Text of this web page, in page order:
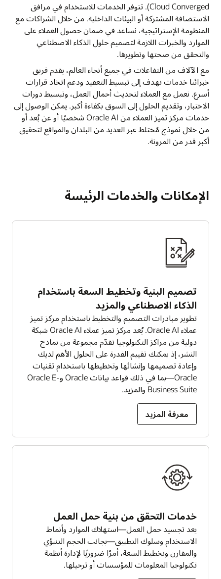
Cloud Converged). تتوفر الخدمات للاستخدام في مرافق
الاستضافة المشتركة أو البيئات الداخلية. من خلال الشراكات مع
المنظومة الإستراتيجية، نساعد في ضمان حصول العملاء على
الموارد والخبرات اللازمة لتصميم حلول الذكاء الاصطناعي
والتحقق من صحتها وتطويرها.
مع الآلاف من التفاعلات في جميع أنحاء العالم، يقدم فريق
خبرائنا خدمات تهدف إلى تبسيط التعقيد ودعم اتخاذ قرارات
أسرع. نعمل مع العملاء لتحديث أحمال العمل، وتبسيط دورات
الاختبار، وتقديم الحلول إلى السوق بكفاءة أكبر. يمكن الوصول إلى
خدمات مركز تميز العملاء من Oracle AI شخصيًا أو عن بُعد أو
من خلال نموذج مُختلط عبر العديد من البلدان والمواقع لتحقيق
أكبر قدر من المرونة.
الإمكانات والخدمات الرئيسة
تصميم البنية وتخطيط السعة باستخدام
الذكاء الاصطناعي والمزيد
تطوير مبادرات التصميم والتخطيط باستخدام مركز تميز
عملاء Oracle AI. يُعد مركز تميز عملاء Oracle AI شبكة
دولية من مراكز التكنولوجيا تقدّم مجموعة من نماذج
النشر، إذ يمكنك تقييم القدرة على الحلول الأهم لديك
وإعادة تصميمها وإنشائها وتخطيطها باستخدام تقنيات
Oracle—بما في ذلك قواعد بيانات Oracle وOracle E-
Business Suite والمزيد.
معرفة المزيد
خدمات التحقق من بنية حمل العمل
يعد تجسيد حمل العمل—استهلاك الموارد وأنماط
الاستخدام وسلوك التطبيق—بجانب الحجم التنبؤي
والمقارن وتخطيط السعة، أمرًا ضروريًا لإدارة أنظمة
تكنولوجيا المعلومات للمؤسسات أو ترحيلها.